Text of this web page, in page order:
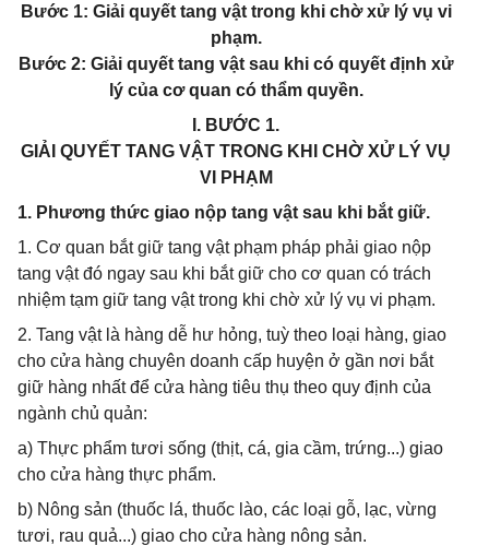
Bước 1: Giải quyết tang vật trong khi chờ xử lý vụ vi
phạm.
Bước 2: Giải quyết tang vật sau khi có quyết định xử
lý của cơ quan có thẩm quyền.
I. BƯỚC 1.
GIẢI QUYẾT TANG VẬT TRONG KHI CHỜ XỬ LÝ VỤ
VI PHẠM
1. Phương thức giao nộp tang vật sau khi bắt giữ.
1. Cơ quan bắt giữ tang vật phạm pháp phải giao nộp
tang vật đó ngay sau khi bắt giữ cho cơ quan có trách
nhiệm tạm giữ tang vật trong khi chờ xử lý vụ vi phạm.
2. Tang vật là hàng dễ hư hỏng, tuỳ theo loại hàng, giao
cho cửa hàng chuyên doanh cấp huyện ở gần nơi bắt
giữ hàng nhất để cửa hàng tiêu thụ theo quy định của
ngành chủ quản:
a) Thực phẩm tươi sống (thịt, cá, gia cầm, trứng...) giao
cho cửa hàng thực phẩm.
b) Nông sản (thuốc lá, thuốc lào, các loại gỗ, lạc, vừng
tươi, rau quả...) giao cho cửa hàng nông sản.